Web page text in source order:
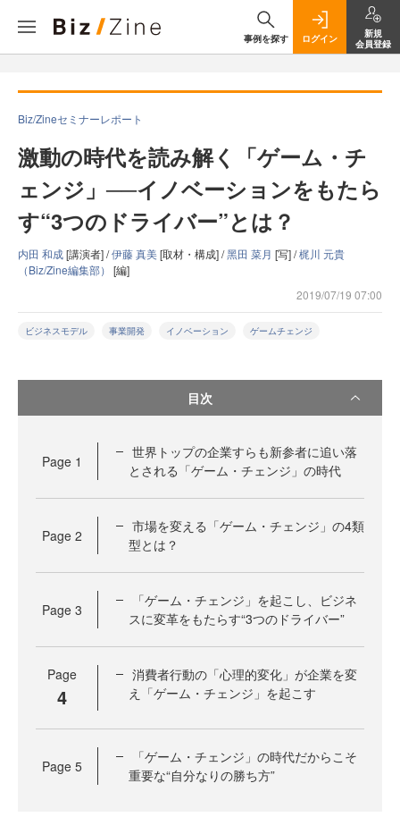
事例を探す ログイン
新規
会員登録
Biz/Zineセミナーレポート
激動の時代を読み解く「ゲーム・チ
ェンジ」──イノベーションをもたら
す“3つのドライバー”とは？
内田 和成[講演者] /伊藤 真美[取材・構成] /黑田 菜月 [写] /梶川 元貴
（Biz/Zine編集部） [編]
2019/07/19 07:00
ビジネスモデル 事業開発 イノベーション ゲームチェンジ
目次
Page 1
世界トップの企業すらも新参者に追い落
とされる「ゲーム・チェンジ」の時代
Page 2
市場を変える「ゲーム・チェンジ」の4類
型とは？
Page 3
「ゲーム・チェンジ」を起こし、ビジネ
スに変革をもたらす“3つのドライバー”
Page
4
消費者行動の「心理的変化」が企業を変
え「ゲーム・チェンジ」を起こす
Page 5
「ゲーム・チェンジ」の時代だからこそ
重要な“自分なりの勝ち方”